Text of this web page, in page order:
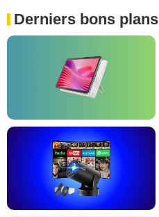
Derniers bons plans